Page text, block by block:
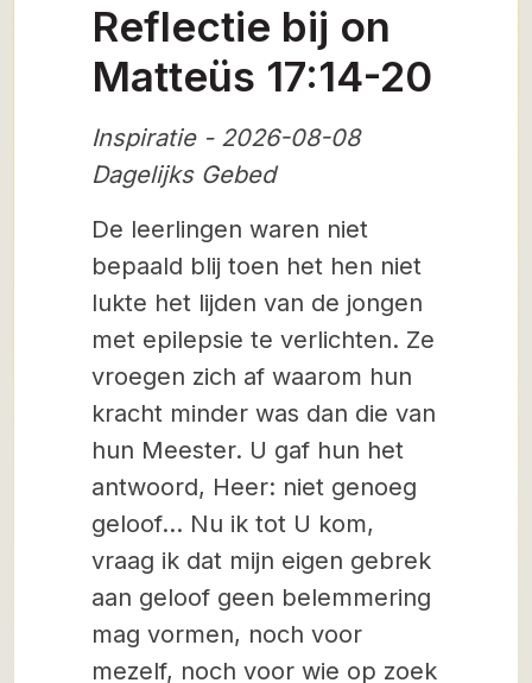
Reflectie bij on
Matteüs 17:14-20
Inspiratie - 2026-08-08
Dagelijks Gebed
De leerlingen waren niet
bepaald blij toen het hen niet
lukte het lijden van de jongen
met epilepsie te verlichten. Ze
vroegen zich af waarom hun
kracht minder was dan die van
hun Meester. U gaf hun het
antwoord, Heer: niet genoeg
geloof… Nu ik tot U kom,
vraag ik dat mijn eigen gebrek
aan geloof geen belemmering
mag vormen, noch voor
mezelf, noch voor wie op zoek